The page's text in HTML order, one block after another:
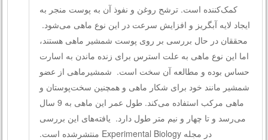
کمک‌کننده است. ترشح روغن و نفوذ آن به پوست منجر به
ایجاد لایه آبگریز و افزایش سرعت در این نوع ماهی می‌شود.
محققان در حال بررسی بر روی پوست شمشیر ماهی هستند،
اما این نوع ماهی به علت استرس برای زنده ماندن به اسارت
حساس بوده و مطالعه آن سخت است. شمشیرماهی از عضو
شمشیر مانند خود برای شکار ماهی و همچنین سخت‌پوستان و
ماهی مرکب استفاده می‌کند. طول عمر این ماهی به 9 سال
می‌رسد و تا چهار و نیم متر طول دارد. یافته‌های این بررسی
در مجله Experimental Biology منتشرشده است.